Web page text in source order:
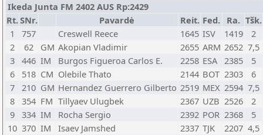
Ikeda Junta FM 2402 AUS Rp:2429
Rt.SNr. Pavardė Reit. Fed. Ra. Tšk.
1
757 Creswell Reece 1645 ISV 1419
2
2
62 GM Akopian Vladimir 2655 ARM 2652 7,5
3
446 IM Burgos Figueroa Carlos E. 2258 ESA 2385
5
6
518 CM Olebile Thato 2144 BOT 2303
6
7
210 GM Hernandez Guerrero Gilberto 2519 MEX 2594 7,5
8
354 FM Tillyaev Ulugbek 2367 UZB 2526
2
9
334 IM Rocha Sergio 2392 POR 2368
5
10 370 IM Isaev Jamshed 2337 TJK 2207 4,5